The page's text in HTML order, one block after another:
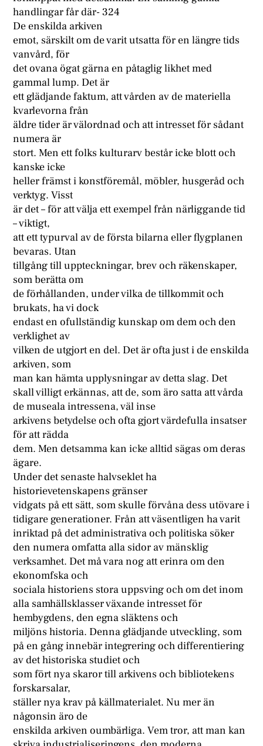
handlingar får där- 324
De enskilda arkiven
emot, särskilt om de varit utsatta för en längre tids
vanvård, för
det ovana ögat gärna en påtaglig likhet med
gammal lump. Det är
ett glädjande faktum, att vården av de materiella
kvarlevorna från
äldre tider är välordnad och att intresset för sådant
numera är
stort. Men ett folks kulturarv består icke blott och
kanske icke
heller främst i konstföremål, möbler, husgeråd och
verktyg. Visst
är det – för att välja ett exempel från närliggande tid
– viktigt,
att ett typurval av de första bilarna eller flygplanen
bevaras. Utan
tillgång till uppteckningar, brev och räkenskaper,
som berätta om
de förhållanden, under vilka de tillkommit och
brukats, ha vi dock
endast en ofullständig kunskap om dem och den
verklighet av
vilken de utgjort en del. Det är ofta just i de enskilda
arkiven, som
man kan hämta upplysningar av detta slag. Det
skall villigt erkännas, att de, som äro satta att vårda
de museala intressena, väl inse
arkivens betydelse och ofta gjort värdefulla insatser
för att rädda
dem. Men detsamma kan icke alltid sägas om deras
ägare.
Under det senaste halvseklet ha
historievetenskapens gränser
vidgats på ett sätt, som skulle förvåna dess utövare i
tidigare generationer. Från att väsentligen ha varit
inriktad på det administrativa och politiska söker
den numera omfatta alla sidor av mänsklig
verksamhet. Det må vara nog att erinra om den
ekonomfska och
sociala historiens stora uppsving och om det inom
alla samhällsklasser växande intresset för
hembygdens, den egna släktens och
miljöns historia. Denna glädjande utveckling, som
på en gång innebär integrering och differentiering
av det historiska studiet och
som fört nya skaror till arkivens och bibliotekens
forskarsalar,
ställer nya krav på källmaterialet. Nu mer än
någonsin äro de
enskilda arkiven oumbärliga. Vem tror, att man kan